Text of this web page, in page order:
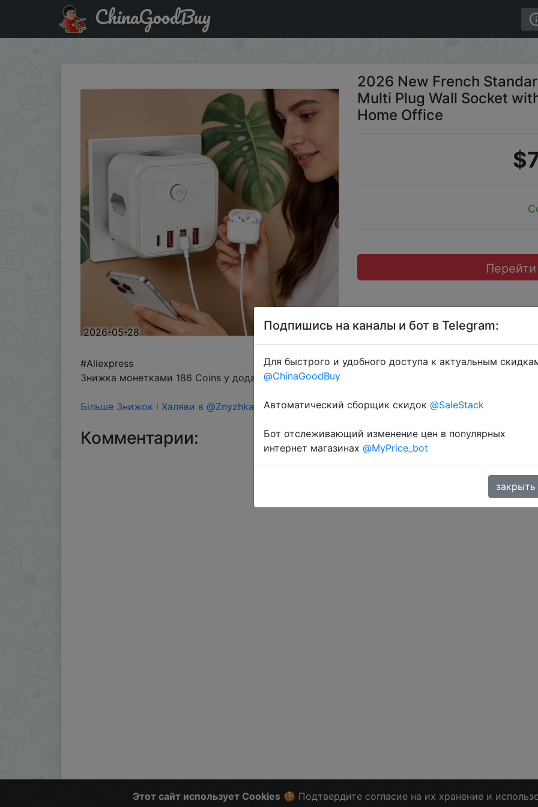
Купить: 2026 New French Standard Power Strip 4000W 16A Multi Plug Wall Socket with 3 USB A Type C White for
ChinaGoodBuy
2026-05-28
2026 New French
Multi Plug Wall Socket
Home Office
#Aliexpress
Знижка монетками 186 Coins у додатку через розділ монет.
Більше Знижок і Халяви в @ZnyzhkaUA
Комментарии:
Этот сайт использует Cookies🍪 Подтвердите согласие на их хранение и
Подпишись на каналы и бот в Telegram:
Для быстрого и удобного доступа к актуальным
@ChinaGoodBuy
Автоматический сборщик скидок @SaleStack
Бот отслеживающий изменение цен в популярных
интернет магазинах @MyPrice_bot
закрыть